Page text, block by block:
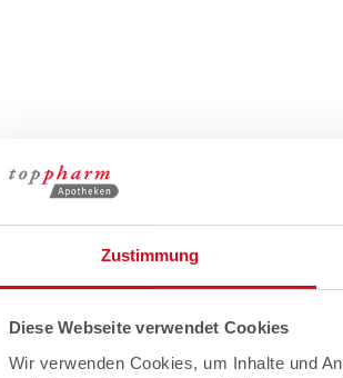
Zustimmung
Diese Webseite verwendet Cookies
Wir verwenden Cookies, um Inhalte und